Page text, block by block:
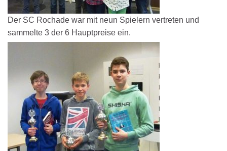
Der SC Rochade war mit neun Spielern vertreten und
sammelte 3 der 6 Hauptpreise ein.